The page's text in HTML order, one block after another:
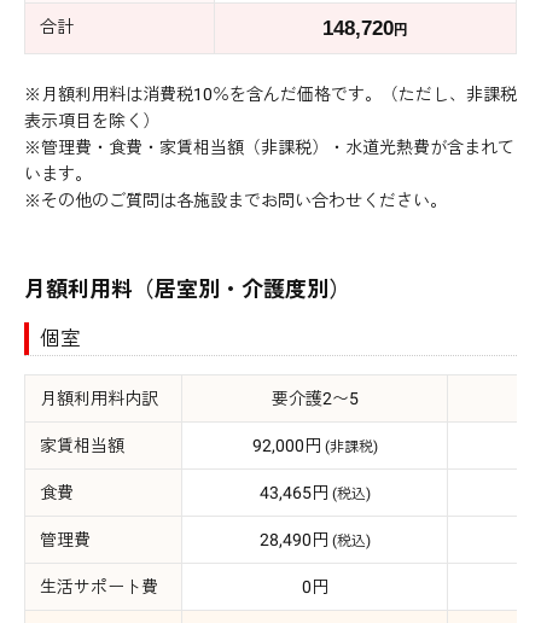
合計 148,720円
※月額利用料は消費税10％を含んだ価格です。（ただし、非課税
表示項目を除く）
※管理費・食費・家賃相当額（非課税）・水道光熱費が含まれて
います。
※その他のご質問は各施設までお問い合わせください。
月額利用料（居室別・介護度別）
個室
月額利用料内訳 要介護2〜5
家賃相当額 92,000円 (非課税)
食費 43,465円 (税込)
管理費 28,490円 (税込)
生活サポート費 0円